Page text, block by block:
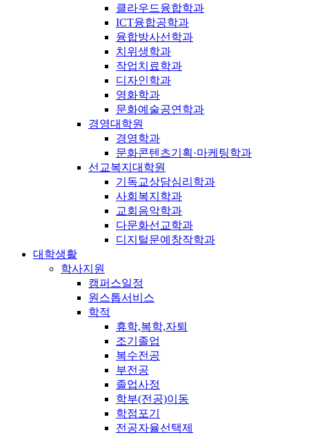
클라우드융합학과
ICT융합공학과
융합방사선학과
치위생학과
작업치료학과
디자인학과
영화학과
문화예술공연학과
경영대학원
경영학과
문화콘텐츠기획·마케팅학과
선교복지대학원
기독교상담심리학과
사회복지학과
교회음악학과
다문화선교학과
디지털문예창작학과
대학생활
학사지원
캠퍼스일정
원스톱서비스
학적
휴학,복학,자퇴
조기졸업
복수전공
부전공
졸업사정
학부(전공)이동
학점포기
전공자율선택제